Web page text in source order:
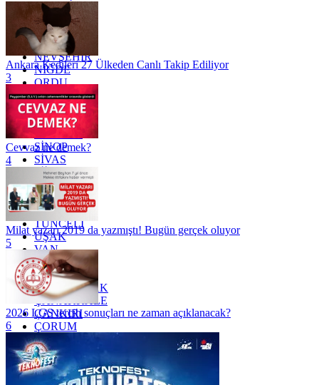
MARDİN
MERSİN
MUĞLA
MUŞ
NEVŞEHİR
NİĞDE
ORDU
OSMANİYE
RİZE
SAKARYA
SAMSUN
SİNOP
SİVAS
SİİRT
TEKİRDAĞ
TOKAT
TRABZON
TUNCELİ
UŞAK
VAN
YALOVA
YOZGAT
ZONGULDAK
ÇANAKKALE
ÇANKIRI
ÇORUM
İSTANBUL
İZMİR
ŞANLIURFA
ŞIRNAK
Ankara Kedileri 27 Ülkeden Canlı Takip Ediliyor
3
Cevvaz ne demek?
4
Milat yazarı 2019 da yazmıştı! Bugün gerçek oluyor
5
2026 LGS tercih sonuçları ne zaman açıklanacak?
6